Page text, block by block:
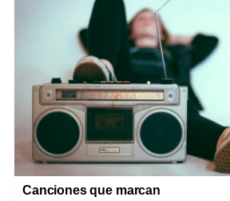
Canciones que marcan